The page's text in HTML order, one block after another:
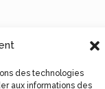
des technologies
aux informations des